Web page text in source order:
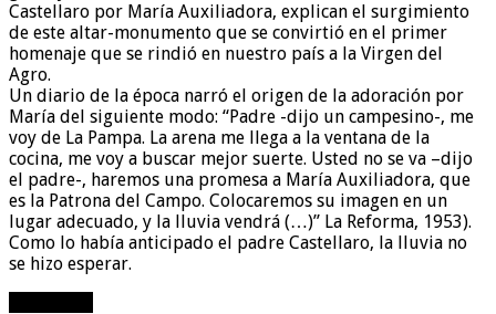
Castellaro por María Auxiliadora, explican el surgimiento
de este altar-monumento que se convirtió en el primer
homenaje que se rindió en nuestro país a la Virgen del
Agro.
Un diario de la época narró el origen de la adoración por
María del siguiente modo: “Padre -dijo un campesino-, me
voy de La Pampa. La arena me llega a la ventana de la
cocina, me voy a buscar mejor suerte. Usted no se va –dijo
el padre-, haremos una promesa a María Auxiliadora, que
es la Patrona del Campo. Colocaremos su imagen en un
lugar adecuado, y la lluvia vendrá (…)” La Reforma, 1953).
Como lo había anticipado el padre Castellaro, la lluvia no
se hizo esperar.